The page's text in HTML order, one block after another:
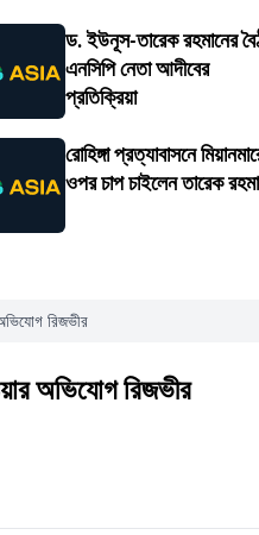
ড. ইউনূস-তারেক রহমানের
এনসিপি নেতা আদীবের
প্রতিক্রিয়া
রোহিঙ্গা প্রত্যাবাসনে
ওপর চাপ চাইলেন তারেক
রিজভীর
অভিযোগ রিজভীর